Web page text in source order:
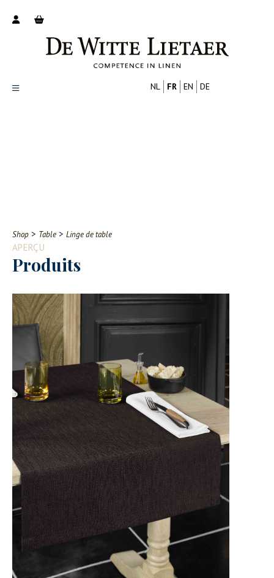
Contact
NL FR EN DE
Shop > Table > Linge de table
APERÇU
Produits